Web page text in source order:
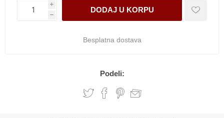
i
h
Besplatna dostava
Podeli: